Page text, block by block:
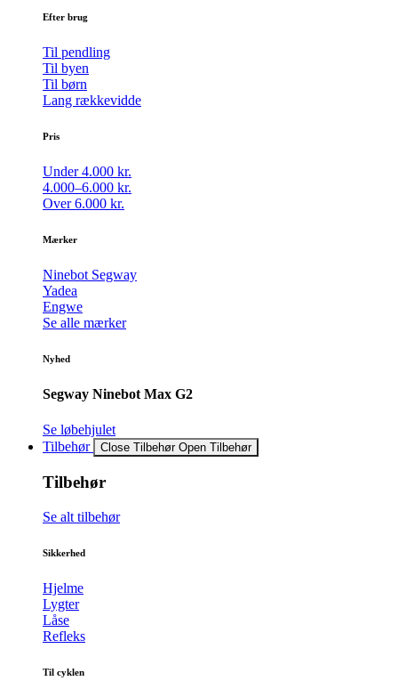
Efter brug
Til pendling
Til byen
Til børn
Lang rækkevidde
Pris
Under 4.000 kr.
4.000–6.000 kr.
Over 6.000 kr.
Mærker
Ninebot Segway
Yadea
Engwe
Se alle mærker
Nyhed
Segway Ninebot Max G2
Se løbehjulet
Tilbehør
Close Tilbehør Open Tilbehør
Tilbehør
Se alt tilbehør
Sikkerhed
Hjelme
Lygter
Låse
Refleks
Til cyklen